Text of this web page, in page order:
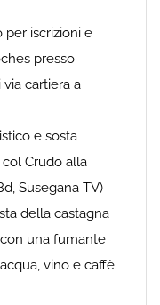
per iscrizioni e
presso
via cartiera a
e sosta
Crudo alla
Susegana TV)
della castagna
una fumante
vino e caffè.